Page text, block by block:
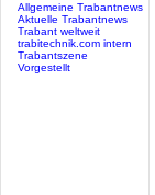
Allgemeine Trabantnews
Aktuelle Trabantnews
Trabant weltweit
trabitechnik.com intern
Trabantszene
Vorgestellt